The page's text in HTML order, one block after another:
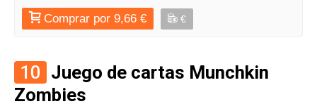
Comprar por 9,66 € €
10 Juego de cartas Munchkin
Zombies